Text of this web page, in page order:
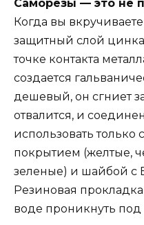
Саморезы — это не
Когда вы
защитный слой
точке контакта
создается
дешевый, он сгниет
отвалится, и
использовать
покрытием (желтые,
зеленые) и шайбой с
Резиновая
воде проникнуть под